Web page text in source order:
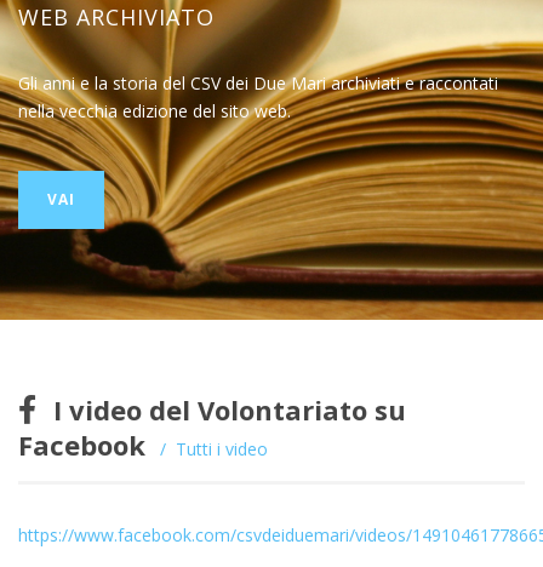
WEB ARCHIVIATO
Gli anni e la storia del CSV dei Due Mari archiviati e raccontati
nella vecchia edizione del sito web.
VAI
I video del Volontariato su
Facebook
Tutti i video
https://www.facebook.com/csvdeiduemari/videos/